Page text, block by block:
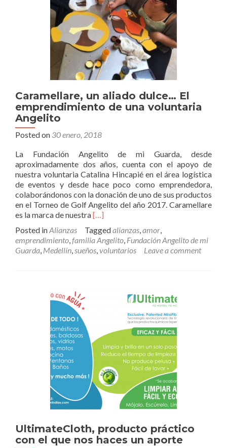
Caramellare, un aliado dulce… El
emprendimiento de una voluntaria
Angelito
Posted on 30 enero, 2018
La Fundación Angelito de mi Guarda, desde
aproximadamente dos años, cuenta con el apoyo de
nuestra voluntaria Catalina Hincapié en el área logística
de eventos y desde hace poco como emprendedora,
colaborándonos con la donación de uno de sus productos
en el Torneo de Golf Angelito del año 2017. Caramellare
es la marca de nuestraRead
about
Caramellare,
un
emprendimiento
Angelito
[…]
Posted inAlianzas Taggedalianzas,amor,
emprendimiento,familia Angelito, Fundación Angelito de mi
Guarda, Medellín,sueños,voluntarios Leave a comment
UltimateCloth, producto práctico
con el que nos haces un aporte